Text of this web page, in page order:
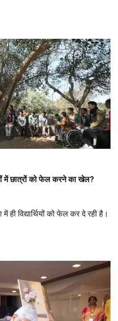
में छात्रों को फेल करने का खेल?
ही विद्यार्थियों को फेल कर दे रही है।